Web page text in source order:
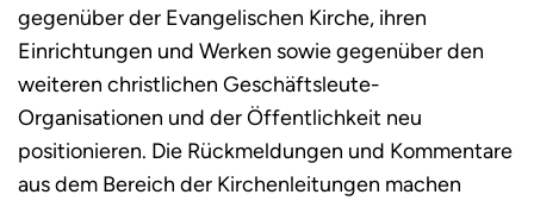
gegenüber der Evangelischen Kirche, ihren
Einrichtungen und Werken sowie gegenüber den
weiteren christlichen Geschäftsleute-
Organisationen und der Öffentlichkeit neu
positionieren. Die Rückmeldungen und Kommentare
aus dem Bereich der Kirchenleitungen machen